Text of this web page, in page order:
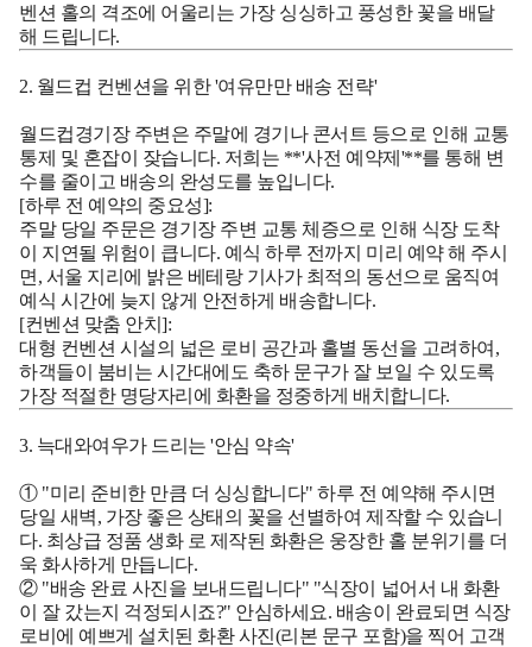
벤션 홀의 격조에 어울리는 가장 싱싱하고 풍성한 꽃을 배달
해 드립니다.
2. 월드컵 컨벤션을 위한 '여유만만 배송 전략'
월드컵경기장 주변은 주말에 경기나 콘서트 등으로 인해 교통
통제 및 혼잡이 잦습니다. 저희는 **'사전 예약제'**를 통해 변
수를 줄이고 배송의 완성도를 높입니다.
[하루 전 예약의 중요성]:
주말 당일 주문은 경기장 주변 교통 체증으로 인해 식장 도착
이 지연될 위험이 큽니다. 예식 하루 전까지 미리 예약해 주시
면, 서울 지리에 밝은 베테랑 기사가 최적의 동선으로 움직여
예식 시간에 늦지 않게 안전하게 배송합니다.
[컨벤션 맞춤 안치]:
대형 컨벤션 시설의 넓은 로비 공간과 홀별 동선을 고려하여,
하객들이 붐비는 시간대에도 축하 문구가 잘 보일 수 있도록
가장 적절한 명당자리에 화환을 정중하게 배치합니다.
3. 늑대와여우가 드리는 '안심 약속'
① "미리 준비한 만큼 더 싱싱합니다"하루 전 예약해 주시면
당일 새벽, 가장 좋은 상태의 꽃을 선별하여 제작할 수 있습니
다. 최상급 정품 생화 로 제작된 화환은 웅장한 홀 분위기를 더
욱 화사하게 만듭니다.
② "배송 완료 사진을 보내드립니다" "식장이 넓어서 내 화환
이 잘 갔는지 걱정되시죠?" 안심하세요. 배송이 완료되면 식장
로비에 예쁘게 설치된 화환 사진(리본 문구 포함)을 찍어 고객